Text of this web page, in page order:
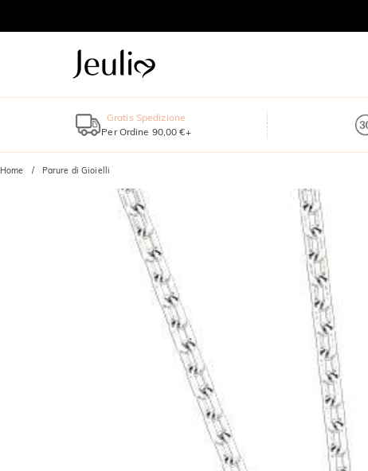
Gratis Spedizione
Per Ordine 90,00 €+
Home Parure di Gioielli